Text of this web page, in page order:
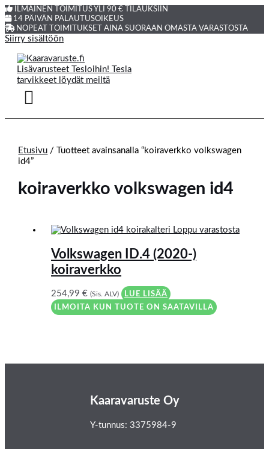
ILMAINEN TOIMITUS YLI 90 € TILAUKSIIN
14 PÄIVÄN PALAUTUSOIKEUS
NOPEAT TOIMITUKSET AINA SUORAAN OMASTA VARASTOSTA
Siirry sisältöön
Etusivu / Tuotteet avainsanalla “koiraverkko volkswagen
id4”
koiraverkko volkswagen id4
Loppu varastosta
Volkswagen ID.4 (2020-)
koiraverkko
254,99€ (Sis. ALV)
LUE LISÄÄ
ILMOITA KUN TUOTE ON SAATAVILLA
Kaaravaruste Oy
Y-tunnus: 3375984-9